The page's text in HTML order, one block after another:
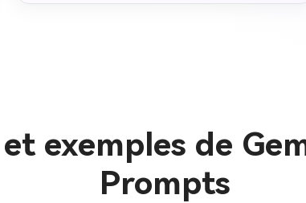
exemples de
Prompts